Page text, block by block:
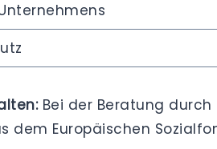
Bei der Beratung durch
dem Europäischen